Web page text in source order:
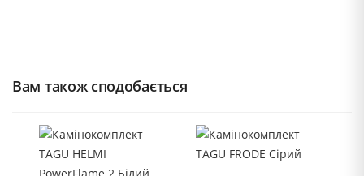
Вам також сподобається